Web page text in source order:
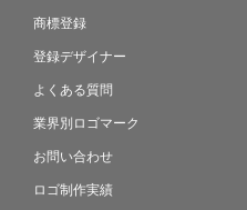
商標登録
登録デザイナー
よくある質問
業界別ロゴマーク
お問い合わせ
ロゴ制作実績